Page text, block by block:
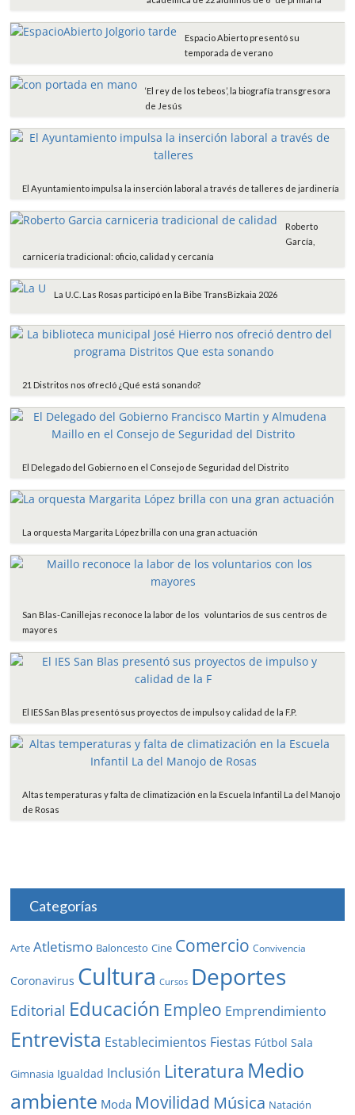
Espacio Abierto presentó su
temporada de verano
‘El rey de los tebeos’, la biografía transgresora
de Jesús
El Ayuntamiento impulsa la inserción laboral a través de talleres de jardinería
Roberto
García,
carnicería tradicional: oficio, calidad y cercanía
La U.C. Las Rosas participó en la Bibe TransBizkaia 2026
21 Distritos nos ofrecIó ¿Qué está sonando?
El Delegado del Gobierno en el Consejo de Seguridad del Distrito
La orquesta Margarita López brilla con una gran actuación
San Blas-Canillejas reconoce la labor de los voluntarios de sus centros de
mayores
El IES San Blas presentó sus proyectos de impulso y calidad de la F.P.
Altas temperaturas y falta de climatización en la Escuela Infantil La del Manojo
de Rosas
Categorías
Arte Atletismo Baloncesto Cine Comercio Convivencia
Coronavirus Cultura Cursos Deportes
Editorial Educación Empleo Emprendimiento
Entrevista Establecimientos Fiestas Fútbol Sala
Gimnasia Igualdad Inclusión Literatura Medio
ambiente Moda Movilidad Música Natación